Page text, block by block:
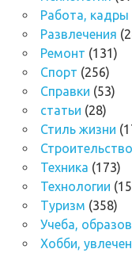
Работа, кадры
Развлечения
Ремонт (131)
Спорт (256)
Справки (53)
статьи (28)
Стиль жизни
Строительство
Техника (173)
Технологии
Туризм (358)
Учеба,
Хобби,